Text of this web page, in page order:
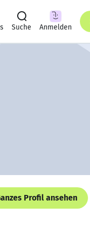
Suche Anmelden
Profil ansehen